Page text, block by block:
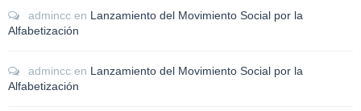
admincc en Lanzamiento del Movimiento Social por la
Alfabetización
admincc en Lanzamiento del Movimiento Social por la
Alfabetización